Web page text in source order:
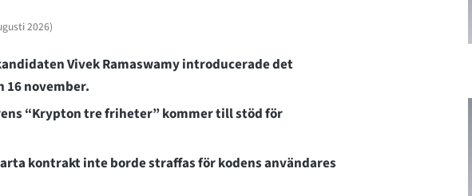
2026)
Vivek Ramaswamy introducerade det
november.
“Krypton tre friheter” kommer till stöd för
kontrakt inte borde straffas för kodens användares